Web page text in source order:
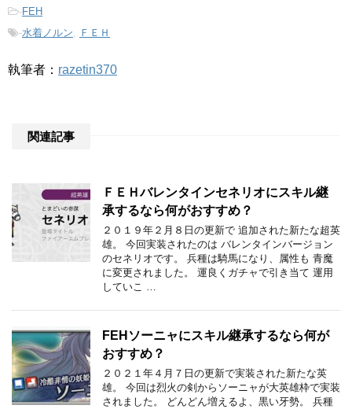
-FEH
-水着ノルン, ＦＥＨ
執筆者： razetin370
関連記事
ＦＥＨバレンタインセネリオにスキル継
承するなら何がおすすめ？
２０１９年２月８日の更新で 追加された新たな超英
雄。 今回実装されたのは バレンタインバージョン
のセネリオです。 兵種は騎馬になり、属性も 青魔
に変更されました。 運良くガチャで引き当て 運用
していこ …
FEHソーニャにスキル継承するなら何が
おすすめ？
２０２１年４月７日の更新で実装された新たな英
雄。 今回は烈火の剣からソーニャが大英雄枠で実装
されました。 どんどん増えるよ、黒い牙勢。 兵種